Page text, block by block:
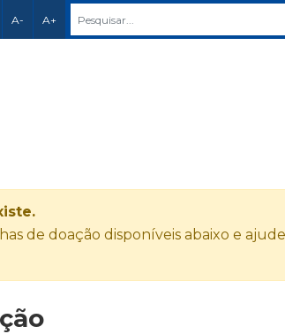
A- A+
de doação disponíveis abaixo e